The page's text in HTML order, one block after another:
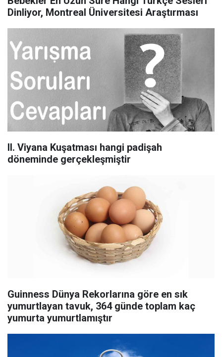
Dinliyor, Montreal Üniversitesi Araştırması
II. Viyana Kuşatması hangi padişah
döneminde gerçekleşmiştir
Guinness Dünya Rekorlarına göre en sık
yumurtlayan tavuk, 364 günde toplam kaç
yumurta yumurtlamıştır